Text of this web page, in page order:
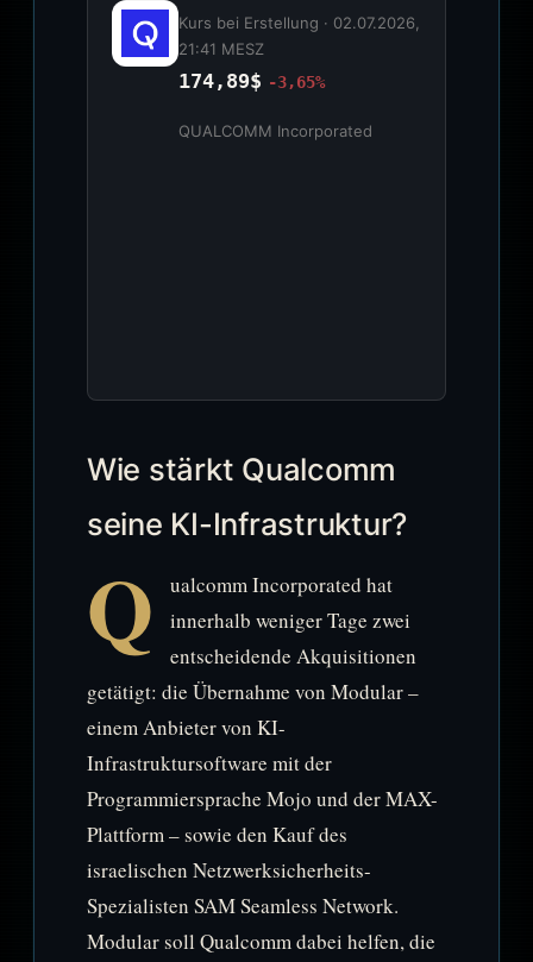
Kurs bei Erstellung · 02.07.2026,
21:41 MESZ
174,89$ -3,65%
QUALCOMM Incorporated
Wie stärkt Qualcomm
seine KI-Infrastruktur?
Q
ualcomm Incorporated hat
innerhalb weniger Tage zwei
entscheidende Akquisitionen
getätigt: die Übernahme von Modular –
einem Anbieter von KI-
Infrastruktursoftware mit der
Programmiersprache Mojo und der MAX-
Plattform – sowie den Kauf des
israelischen Netzwerksicherheits-
Spezialisten SAM Seamless Network.
Modular soll Qualcomm dabei helfen, die